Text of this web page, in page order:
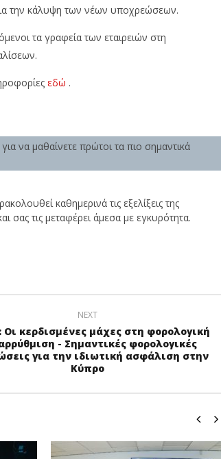
την κάλυψη των νέων υποχρεώσεων.
τα γραφεία των εταιρειών στη
εδώ .
για να μαθαίνετε πρώτοι τα πιο σημαντικά
καθημερινά τις εξελίξεις της
σας τις μεταφέρει άμεσα με εγκυρότητα.
NEXT
Οι κερδισμένες μάχες στη φορολογική
- Σημαντικές φορολογικές
για την ιδιωτική ασφάλιση στην
Κύπρο